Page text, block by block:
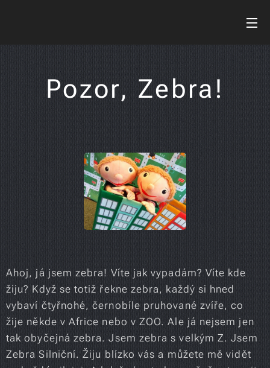
Pozor, Zebra!
Ahoj, já jsem zebra! Víte jak vypadám? Víte kde
žiju? Když se totiž řekne zebra, každý si hned
vybaví čtyřnohé, černobíle pruhované zvíře, co
žije někde v Africe nebo v ZOO. Ale já nejsem jen
tak obyčejná zebra. Jsem zebra s velkým Z. Jsem
Zebra Silniční. Žiju blízko vás a můžete mě vidět